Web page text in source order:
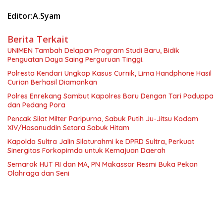
Editor:A.Syam
Berita Terkait
UNIMEN Tambah Delapan Program Studi Baru, Bidik
Penguatan Daya Saing Perguruan Tinggi.
Polresta Kendari Ungkap Kasus Curnik, Lima Handphone Hasil
Curian Berhasil Diamankan
Polres Enrekang Sambut Kapolres Baru Dengan Tari Paduppa
dan Pedang Pora
Pencak Silat Milter Paripurna, Sabuk Putih Ju-Jitsu Kodam
XIV/Hasanuddin Setara Sabuk Hitam
Kapolda Sultra Jalin Silaturahmi ke DPRD Sultra, Perkuat
Sinergitas Forkopimda untuk Kemajuan Daerah
Semarak HUT RI dan MA, PN Makassar Resmi Buka Pekan
Olahraga dan Seni